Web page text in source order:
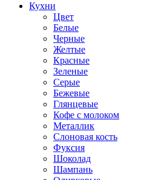
Кухни
Цвет
Белые
Черные
Желтые
Красные
Зеленые
Серые
Бежевые
Глянцевые
Кофе с молоком
Металлик
Слоновая кость
Фуксия
Шоколад
Шампань